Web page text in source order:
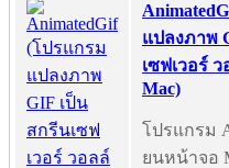
แปลงภาพ
เซฟเวอร์
Mac)
โปรแกรม
ยนหน้าจอ